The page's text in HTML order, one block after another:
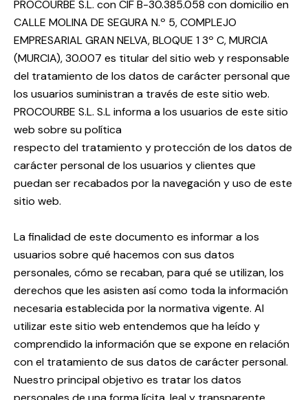
PROCOURBE S.L. con CIF B-30.385.058 con domicilio en
CALLE MOLINA DE SEGURA N.º 5, COMPLEJO
EMPRESARIAL GRAN NELVA, BLOQUE 1 3º C, MURCIA
(MURCIA), 30.007 es titular del sitio web y responsable
del tratamiento de los datos de carácter personal que
los usuarios suministran a través de este sitio web.
PROCOURBE S.L. S.L informa a los usuarios de este sitio
web sobre su política
respecto del tratamiento y protección de los datos de
carácter personal de los usuarios y clientes que
puedan ser recabados por la navegación y uso de este
sitio web.
La finalidad de este documento es informar a los
usuarios sobre qué hacemos con sus datos
personales, cómo se recaban, para qué se utilizan, los
derechos que les asisten así como toda la información
necesaria establecida por la normativa vigente. Al
utilizar este sitio web entendemos que ha leído y
comprendido la información que se expone en relación
con el tratamiento de sus datos de carácter personal.
Nuestro principal objetivo es tratar los datos